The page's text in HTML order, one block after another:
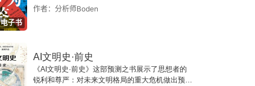
电子书
作者：分析师Boden
AI文明史·前史
《AI文明史·前史》这部预测之书展示了思想者的
锐利和尊严：对未来文明格局的重大危机做出预